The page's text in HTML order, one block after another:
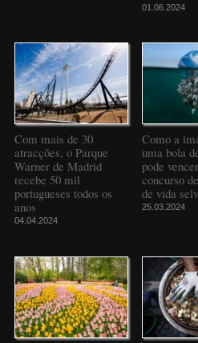
01.06.2024
Com mais de 30
atracções, o Parque
Warner de Madrid
recebe 50 mil
portugueses todos os
anos
04.04.2024
Como a
uma bola
pode
concurso
de vida
25.03.2024